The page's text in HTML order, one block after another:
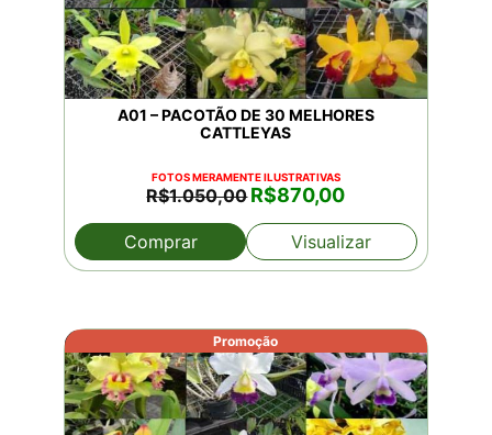
A01 – PACOTÃO DE 30 MELHORES
CATTLEYAS
FOTOS MERAMENTE ILUSTRATIVAS
R$1.050,00 O
preço
original
R$1.050,00.
R$870,00O
atual
é:
R$870,00.
Comprar Visualizar
Promoção